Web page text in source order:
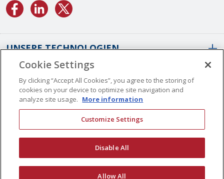
UNSERE TECHNOLOGIEN
Konforme Beschichtungen Von SCS
Konforme Parylene-Beschichtungen
Konforme Flüssigbeschichtungen
ÜBER UNS
Weltweite Standorte
STELLENANGEBOTE
© Copyright 2026 Specialty Coating Systems Inc. Alle Rechte vorbehalten.
Cookie Settings
By clicking “Accept All Cookies”, you agree to the storing of
cookies on your device to optimize site navigation and
analyze site usage. More information
Customize Settings
Disable All
Allow All